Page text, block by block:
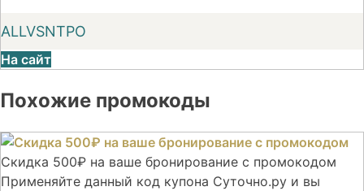
ALLVSNTPO
На сайт
Похожие промокоды
Скидка 500₽ на ваше бронирование с промокодом
Применяйте данный код купона Суточно.ру и вы